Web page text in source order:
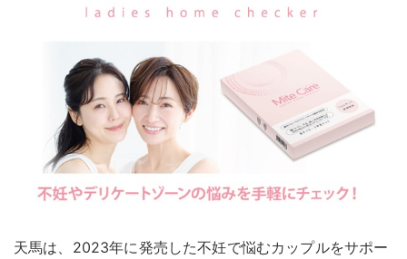
天馬は、2023年に発売した不妊で悩むカップルをサポー